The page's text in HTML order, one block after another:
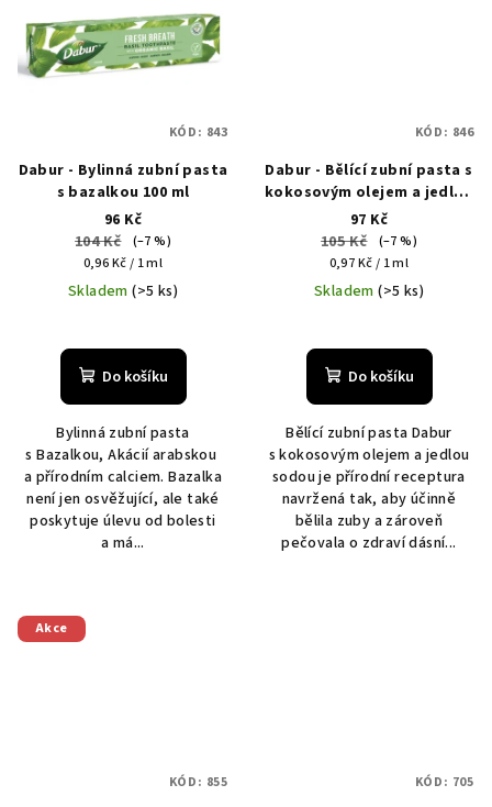
Dabur - Bylinná zubní pasta
s bazalkou 100 ml
96 Kč
104 Kč
(–7 %)
Měrná
cena:
0,96 Kč / 1 ml
Skladem(>5 ks)
Do košíku
Bylinná zubní pasta
s Bazalkou, Akácií arabskou
a přírodním calciem. Bazalka
není jen osvěžující, ale také
poskytuje úlevu od bolesti
a má...
KÓD: 843
Dabur - Bělící zubní pasta s
kokosovým olejem a jedlou
sodou 100 ml
97 Kč
105 Kč
(–7 %)
Měrná
cena:
0,97 Kč / 1 ml
Skladem(>5 ks)
Do košíku
Bělící zubní pasta Dabur
s kokosovým olejem a jedlou
sodou je přírodní receptura
navržená tak, aby účinně
bělila zuby a zároveň
pečovala o zdraví dásní...
KÓD: 846
Akce
KÓD: 855 KÓD: 705